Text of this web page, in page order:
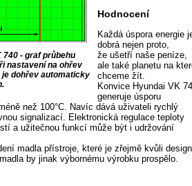
740 - graf průbehu
nastavení na ohřev
je dohřev automaticky
Hodnocení
Každá úspora energie
dobrá nejen proto,
že ušetří naše peníze,
ale také planetu na
chceme žít.
Konvice Hyundai VK
generuje úsporu
než 100°C. Navíc dává uživateli rychlý
signalizací. Elektronická regulace teploty
a užitečnou funkcí může být i udržování
madla přístroje, které je zřejmě kvůli
by jinak výbornému výrobku prospělo.